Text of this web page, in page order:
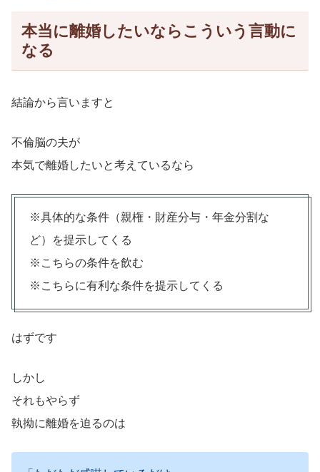
本当に離婚したいならこういう言動に
なる
結論から言いますと
不倫脳の夫が
本気で離婚したいと考えているなら
※具体的な条件（親権・財産分与・年金分割な
ど）を提示してくる
※こちらの条件を飲む
※こちらに有利な条件を提示してくる
はずです
しかし
それもやらず
執拗に離婚を迫るのは